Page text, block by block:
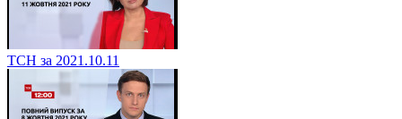
ТСН за 2021.10.11